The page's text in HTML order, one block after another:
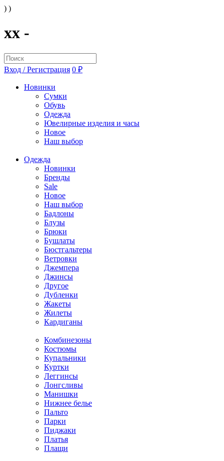
) )
xx -
Вход / Регистрация 0 ₽
Новинки
Сумки
Обувь
Одежда
Ювелирные изделия и часы
Новое
Наш выбор
Одежда
Новинки
Бренды
Sale
Новое
Наш выбор
Бадлоны
Блузы
Брюки
Бушлаты
Бюстгальтеры
Ветровки
Джемпера
Джинсы
Другое
Дубленки
Жакеты
Жилеты
Кардиганы
Комбинезоны
Костюмы
Купальники
Куртки
Леггинсы
Лонгсливы
Манишки
Нижнее белье
Пальто
Парки
Пиджаки
Платья
Плащи